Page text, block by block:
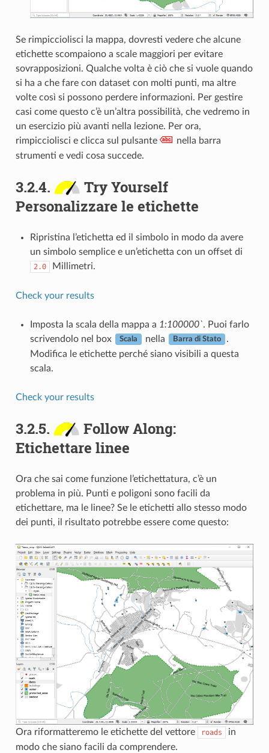
Se rimpicciolisci la mappa, dovresti vedere che alcune
etichette scompaiono a scale maggiori per evitare
sovrapposizioni. Qualche volta è ciò che si vuole quando
si ha a che fare con dataset con molti punti, ma altre
volte così si possono perdere informazioni. Per gestire
casi come questo c’è un’altra possibilità, che vedremo in
un esercizio più avanti nella lezione. Per ora,
rimpicciolisci e clicca sul pulsante
nella barra
strumenti e vedi cosa succede.
3.2.4.
Try Yourself
Personalizzare le etichette
Ripristina l’etichetta ed il simbolo in modo da avere
un simbolo semplice e un’etichetta con un offset di
2.0 Millimetri.
Check your results
Imposta la scala della mappa a 1:100000`. Puoi farlo
scrivendolo nel box
Scala nella Barra di Stato
.
Modifica le etichette perché siano visibili a questa
scala.
Check your results
3.2.5.
Follow Along:
Etichettare linee
Ora che sai come funzione l’etichettatura, c’è un
problema in più. Punti e poligoni sono facili da
etichettare, ma le linee? Se le etichetti allo stesso modo
dei punti, il risultato potrebbe essere come questo:
Ora riformatteremo le etichette del vettore roads
in
modo che siano facili da comprendere.